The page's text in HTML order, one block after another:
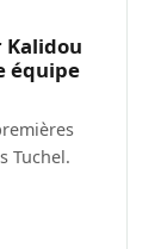
Kalidou
équipe
Tuchel.